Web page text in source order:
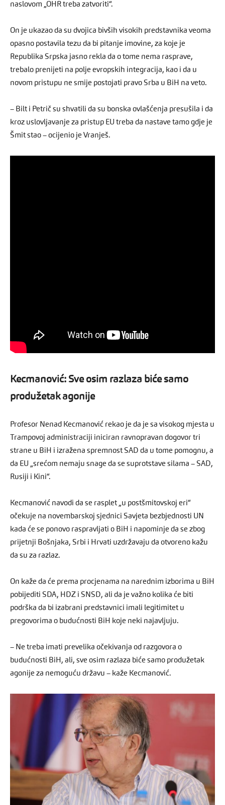
naslovom „OHR treba zatvoriti“.
On je ukazao da su dvojica bivših visokih predstavnika veoma
opasno postavila tezu da bi pitanje imovine, za koje je
Republika Srpska jasno rekla da o tome nema rasprave,
trebalo prenijeti na polje evropskih integracija, kao i da u
novom pristupu ne smije postojati pravo Srba u BiH na veto.
– Bilt i Petrič su shvatili da su bonska ovlašćenja presušila i da
kroz uslovljavanje za pristup EU treba da nastave tamo gdje je
Šmit stao – ocijenio je Vranješ.
Kecmanović: Sve osim razlaza biće samo
produžetak agonije
Profesor Nenad Kecmanović rekao je da je sa visokog mjesta u
Trampovoj administraciji iniciran ravnopravan dogovor tri
strane u BiH i izražena spremnost SAD da u tome pomognu, a
da EU „srećom nemaju snage da se suprotstave silama – SAD,
Rusiji i Kini“.
Kecmanović navodi da se rasplet „u postšmitovskoj eri“
očekuje na novembarskoj sjednici Savjeta bezbjednosti UN
kada će se ponovo raspravljati o BiH i napominje da se zbog
prijetnji Bošnjaka, Srbi i Hrvati uzdržavaju da otvoreno kažu
da su za razlaz.
On kaže da će prema procjenama na narednim izborima u BiH
pobijediti SDA, HDZ i SNSD, ali da je važno kolika će biti
podrška da bi izabrani predstavnici imali legitimitet u
pregovorima o budućnosti BiH koje neki najavljuju.
– Ne treba imati prevelika očekivanja od razgovora o
budućnosti BiH, ali, sve osim razlaza biće samo produžetak
agonije za nemoguću državu – kaže Kecmanović.